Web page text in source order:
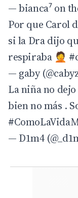
— bianca⁷ on
Por que Carol
si la Dra dijo
respiraba 🤦
— gaby
La niña no
bien no más .
— D1m4